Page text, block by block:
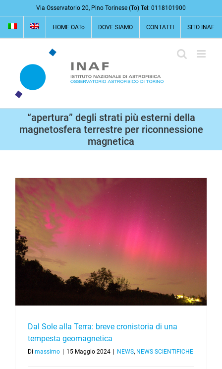
al
contenuto
Via Osservatorio 20, Pino Torinese (To) Tel: 0118101900
HOME OATo DOVE SIAMO CONTATTI SITO INAF
“apertura” degli strati più esterni della
magnetosfera terrestre per riconnessione
magnetica
Dal Sole alla Terra: breve cronistoria di una
tempesta geomagnetica
Di massimo 15 Maggio 2024 NEWS, NEWS SCIENTIFICHE